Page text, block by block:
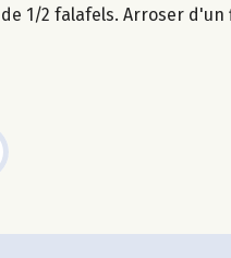
1/2 falafels. Arroser